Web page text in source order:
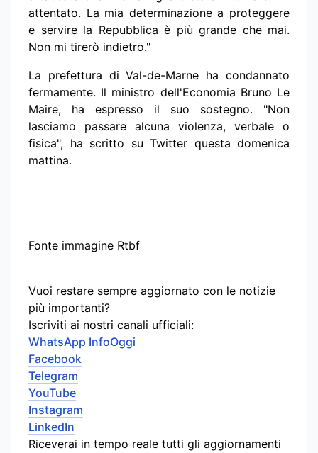
attentato. La mia determinazione a proteggere
e servire la Repubblica è più grande che mai.
Non mi tirerò indietro."
La prefettura di Val-de-Marne ha condannato
fermamente. Il ministro dell'Economia Bruno Le
Maire, ha espresso il suo sostegno. "Non
lasciamo passare alcuna violenza, verbale o
fisica", ha scritto su Twitter questa domenica
mattina.
Fonte immagine Rtbf
Vuoi restare sempre aggiornato con le notizie
più importanti?
Iscriviti ai nostri canali ufficiali:
WhatsApp InfoOggi
Facebook
Telegram
YouTube
Instagram
LinkedIn
Riceverai in tempo reale tutti gli aggiornamenti